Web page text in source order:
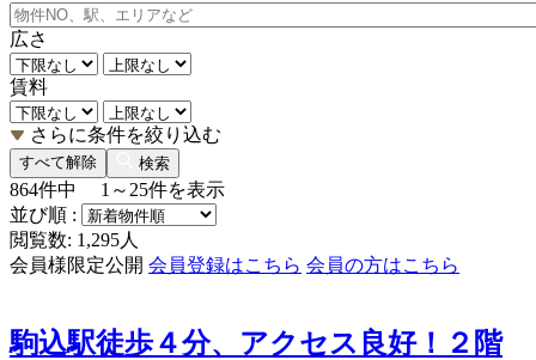
広さ
賃料
さらに条件を絞り込む
すべて解除 検索
864件中 1～25件を表示
並び順 :
閲覧数: 1,295人
会員様限定公開 会員登録はこちら 会員の方はこちら
駒込駅徒歩４分、アクセス良好！２階